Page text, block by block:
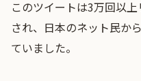
このツイートは3万回以
され、日本のネット民か
ていました。